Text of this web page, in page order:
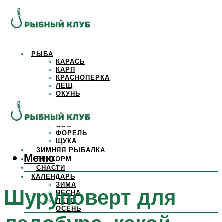
РЫБА
КАРАСЬ
КАРП
КРАСНОПЕРКА
ЛЕЩ
ОКУНЬ
САЗАН
СОМ
ФОРЕЛЬ
ЩУКА
ЗИМНЯЯ РЫБАЛКА
ПРИКОРМ
СНАСТИ
КАЛЕНДАРЬ
ЗИМА
ВЕСНА
ЛЕТО
ОСЕНЬ
Меню
Шуруповерт для